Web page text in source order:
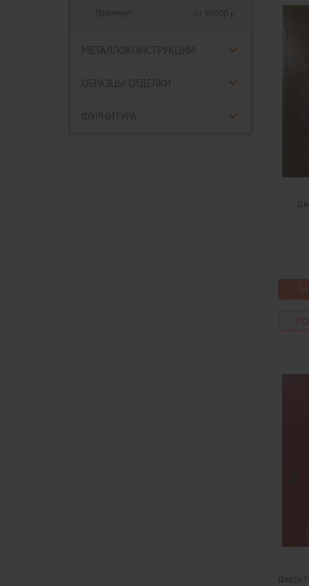
Премиум
МЕТАЛЛОКОНСТРУКЦИИ
ОБРАЗЦЫ ОТДЕЛКИ
ФУРНИТУРА
Дверь